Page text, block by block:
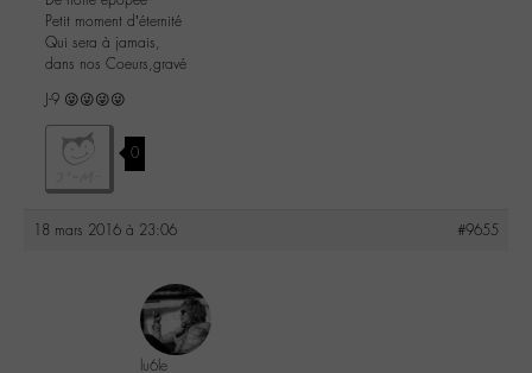
Petit moment d’éternité
Qui sera à jamais,
dans nos Coeurs,gravé
J-9 😜😜😜😜
0
18 mars 2016 à 23:06 #9655
lu6le